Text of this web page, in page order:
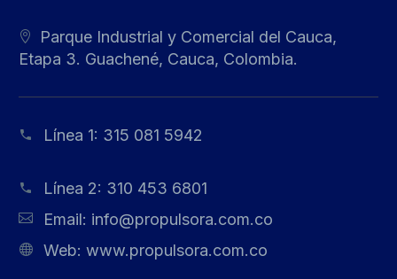
Parque Industrial y Comercial del Cauca,
Etapa 3. Guachené, Cauca, Colombia.
Línea 1: 315 081 5942
Línea 2: 310 453 6801
Email: info@propulsora.com.co
Web: www.propulsora.com.co